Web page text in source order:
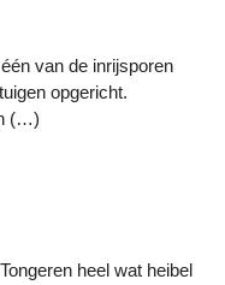
van de inrijsporen
opgericht.
(…)
heel wat heibel